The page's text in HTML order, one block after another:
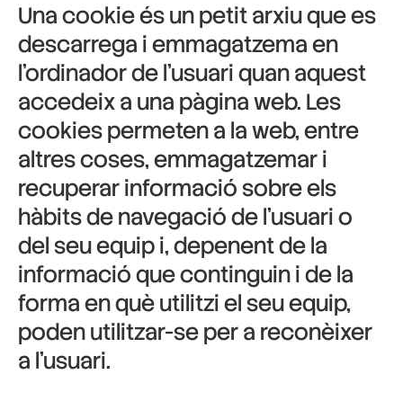
Una cookie és un petit arxiu que es
descarrega i emmagatzema en
l’ordinador de l’usuari quan aquest
accedeix a una pàgina web. Les
cookies permeten a la web, entre
altres coses, emmagatzemar i
recuperar informació sobre els
hàbits de navegació de l’usuari o
del seu equip i, depenent de la
informació que continguin i de la
forma en què utilitzi el seu equip,
poden utilitzar-se per a reconèixer
a l’usuari.